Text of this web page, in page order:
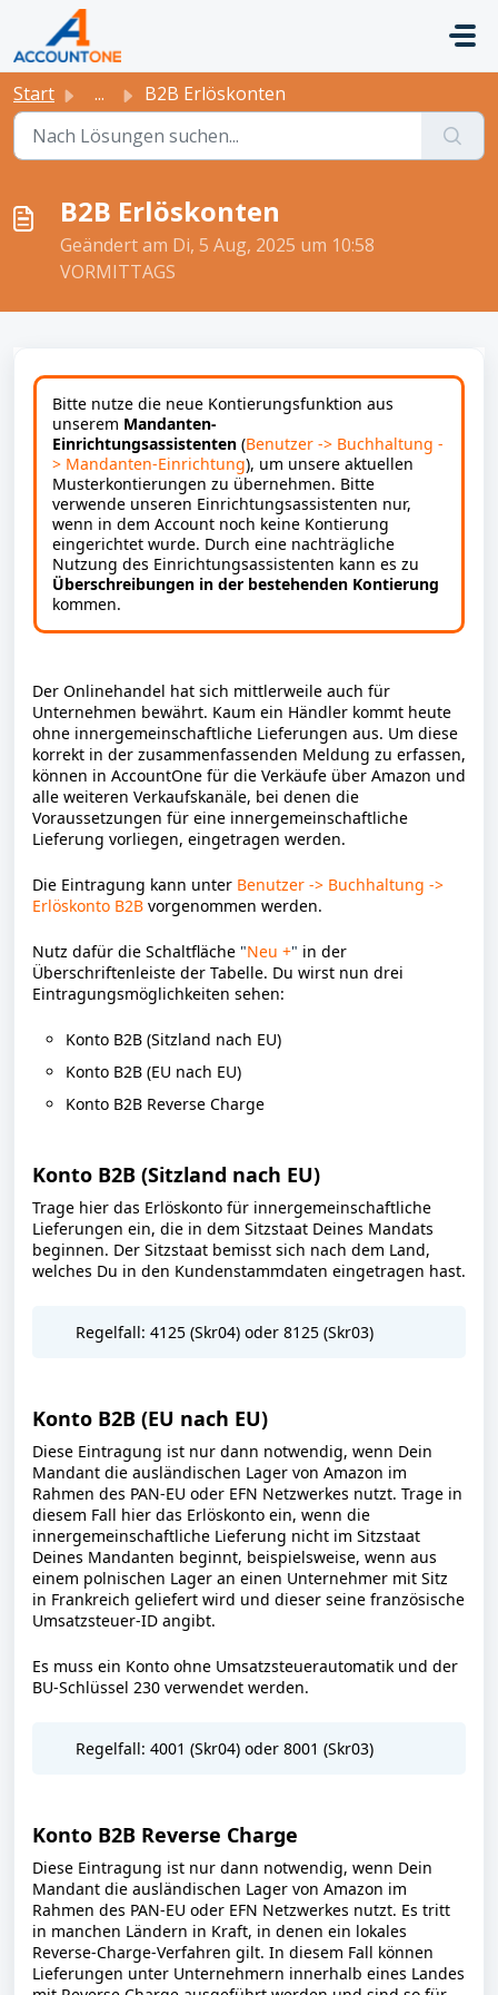
Zum hauptsächlichen Inhalt gehen
Start ... B2B Erlöskonten
B2B Erlöskonten
Geändert am Di, 5 Aug, 2025 um 10:58
VORMITTAGS
Bitte nutze die neue Kontierungsfunktion aus
unserem Mandanten-
Einrichtungsassistenten (Benutzer -> Buchhaltung -
> Mandanten-Einrichtung), um unsere aktuellen
Musterkontierungen zu übernehmen. Bitte
verwende unseren Einrichtungsassistenten nur,
wenn in dem Account noch keine Kontierung
eingerichtet wurde. Durch eine nachträgliche
Nutzung des Einrichtungsassistenten kann es zu
Überschreibungen in der bestehenden Kontierung
kommen.
Der Onlinehandel hat sich mittlerweile auch für
Unternehmen bewährt. Kaum ein Händler kommt heute
ohne innergemeinschaftliche Lieferungen aus. Um diese
korrekt in der zusammenfassenden Meldung zu erfassen,
können in AccountOne für die Verkäufe über Amazon und
alle weiteren Verkaufskanäle, bei denen die
Voraussetzungen für eine innergemeinschaftliche
Lieferung vorliegen, eingetragen werden.
Die Eintragung kann unter Benutzer -> Buchhaltung ->
Erlöskonto B2B vorgenommen werden.
Nutz dafür die Schaltfläche "Neu +" in der
Überschriftenleiste der Tabelle. Du wirst nun drei
Eintragungsmöglichkeiten sehen:
Konto B2B (Sitzland nach EU)
Konto B2B (EU nach EU)
Konto B2B Reverse Charge
Konto B2B (Sitzland nach EU)
Trage hier das Erlöskonto für innergemeinschaftliche
Lieferungen ein, die in dem Sitzstaat Deines Mandats
beginnen. Der Sitzstaat bemisst sich nach dem Land,
welches Du in den Kundenstammdaten eingetragen hast.
Regelfall: 4125 (Skr04) oder 8125 (Skr03)
Konto B2B (EU nach EU)
Diese Eintragung ist nur dann notwendig, wenn Dein
Mandant die ausländischen Lager von Amazon im
Rahmen des PAN-EU oder EFN Netzwerkes nutzt. Trage in
diesem Fall hier das Erlöskonto ein, wenn die
innergemeinschaftliche Lieferung nicht im Sitzstaat
Deines Mandanten beginnt, beispielsweise, wenn aus
einem polnischen Lager an einen Unternehmer mit Sitz
in Frankreich geliefert wird und dieser seine französische
Umsatzsteuer-ID angibt.
Es muss ein Konto ohne Umsatzsteuerautomatik und der
BU-Schlüssel 230 verwendet werden.
Regelfall: 4001 (Skr04) oder 8001 (Skr03)
Konto B2B Reverse Charge
Diese Eintragung ist nur dann notwendig, wenn Dein
Mandant die ausländischen Lager von Amazon im
Rahmen des PAN-EU oder EFN Netzwerkes nutzt. Es tritt
in manchen Ländern in Kraft, in denen ein lokales
Reverse-Charge-Verfahren gilt. In diesem Fall können
Lieferungen unter Unternehmern innerhalb eines Landes